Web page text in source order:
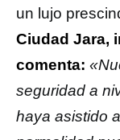
un lujo
Ciudad Jara,
comenta:
seguridad a
haya asistido